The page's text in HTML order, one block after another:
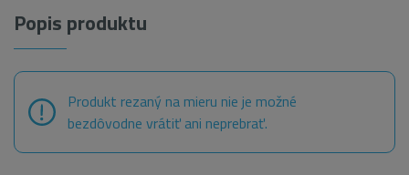
Popis produktu
Produkt rezaný na mieru nie je možné
bezdôvodne vrátiť ani neprebrať.